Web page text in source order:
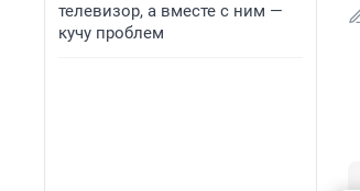
телевизор, а вместе с ним —
кучу проблем